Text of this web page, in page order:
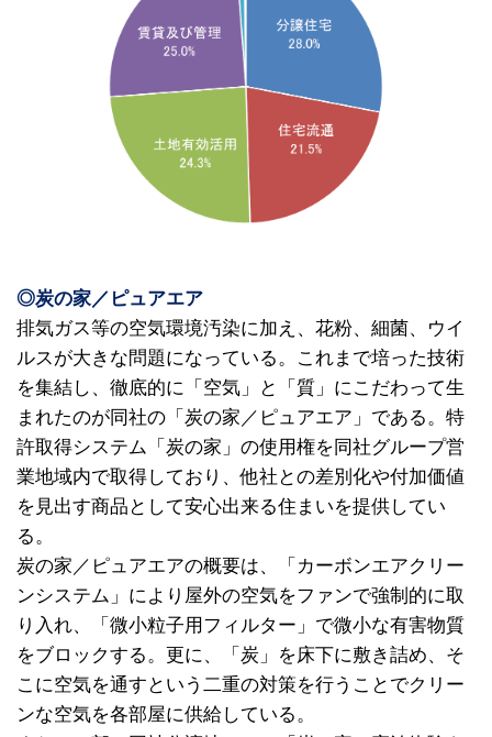
◎炭の家／ピュアエア
排気ガス等の空気環境汚染に加え、花粉、細菌、ウイ
ルスが大きな問題になっている。これまで培った技術
を集結し、徹底的に「空気」と「質」にこだわって生
まれたのが同社の「炭の家／ピュアエア」である。特
許取得システム「炭の家」の使用権を同社グループ営
業地域内で取得しており、他社との差別化や付加価値
を見出す商品として安心出来る住まいを提供してい
る。
炭の家／ピュアエアの概要は、「カーボンエアクリー
ンシステム」により屋外の空気をファンで強制的に取
り入れ、「微小粒子用フィルター」で微小な有害物質
をブロックする。更に、「炭」を床下に敷き詰め、そ
こに空気を通すという二重の対策を行うことでクリー
ンな空気を各部屋に供給している。